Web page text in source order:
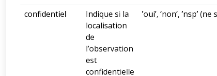
confidentiel
Indique si la
localisation
de
l’observation
est
confidentielle
’oui’, ’non’, ’nsp’